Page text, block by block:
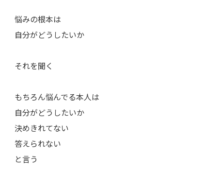
悩みの根本は
自分がどうしたいか
それを聞く
もちろん悩んでる本人は
自分がどうしたいか
決めきれてない
答えられない
と言う